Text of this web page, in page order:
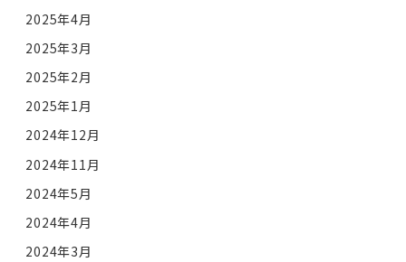
2025年4月
2025年3月
2025年2月
2025年1月
2024年12月
2024年11月
2024年5月
2024年4月
2024年3月